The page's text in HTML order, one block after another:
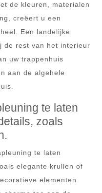
de kleuren, materialen
creëert u een
Een landelijke
de rest van het interieur
uw trappenhuis
aan de algehele
te laten
zoals
te laten
elegante krullen of
elementen